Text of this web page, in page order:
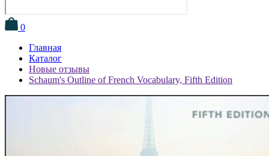
0
Главная
Каталог
Новые отзывы
Schaum's Outline of French Vocabulary, Fifth Edition